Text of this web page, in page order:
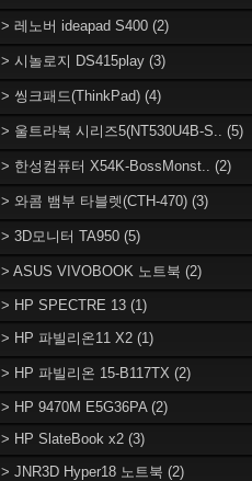
> 레노버 ideapad S400 (2)
> 시놀로지 DS415play (3)
> 씽크패드(ThinkPad) (4)
> 울트라북 시리즈5(NT530U4B-S.. (5)
> 한성컴퓨터 X54K-BossMonst.. (2)
> 와콤 뱀부 타블렛(CTH-470) (3)
> 3D모니터 TA950 (5)
> ASUS VIVOBOOK 노트북 (2)
> HP SPECTRE 13 (1)
> HP 파빌리온11 X2 (1)
> HP 파빌리온 15-B117TX (2)
> HP 9470M E5G36PA (2)
> HP SlateBook x2 (3)
> JNR3D Hyper18 노트북 (2)